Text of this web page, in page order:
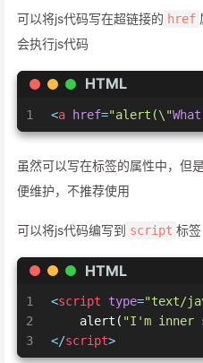
可以将js代码写在超链接的 href
会执行js代码
HTML
1 <a href="alert(\"What
虽然可以写在标签的属性中，但
便维护，不推荐使用
可以将js代码编写到 script 标签
HTML
1
2
3
<script type="text/
    alert(
"I'm inner
</script>